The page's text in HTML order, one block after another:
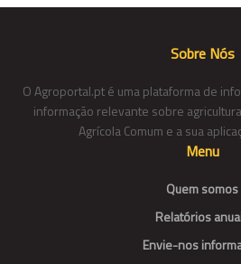
Sobre Nós
O Agroportal.pt é uma plataforma de
informação relevante sobre
Agrícola Comum e a sua
Menu
Quem somos
Relatórios
Envie-nos